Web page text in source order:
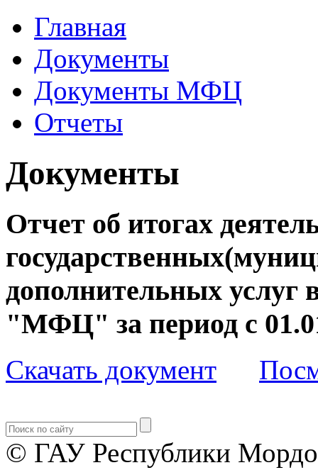
Главная
Документы
Документы МФЦ
Отчеты
Документы
Отчет об итогах
дополнительных
"МФЦ" за период с
Скачать документ
© ГАУ Республики